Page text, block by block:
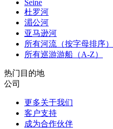
Seine
杜罗河
湄公河
亚马逊河
所有河流（按字母排序）
所有巡游游船（A-Z）
热门目的地
公司
更多关于我们
客户支持
成为合作伙伴